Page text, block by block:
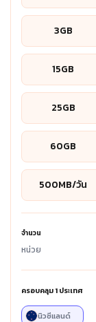
3GB
15GB
25GB
60GB
500MB/วัน
จำนวน
หน่วย
ครอบคลุม1ประเทศ
นิวซีแลนด์